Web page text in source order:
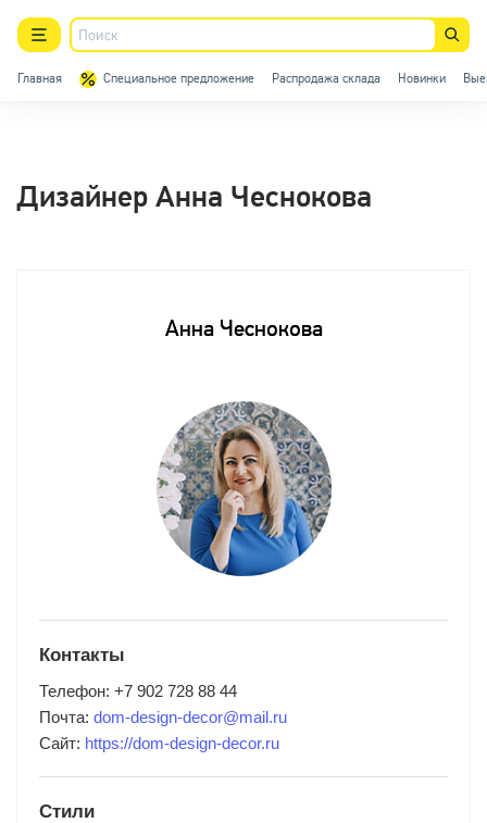
Главная Специальное предложение Распродажа склада Новинки
Точечные светильники
Умный дом
Подсветка
Светодиодные ленты
Свет для детской
Дизайнер Анна Чеснокова
Анна Чеснокова
Контакты
Телефон: +7 902 728 88 44
Почта: dom-design-decor@mail.ru
Сайт: https://dom-design-decor.ru
Стили